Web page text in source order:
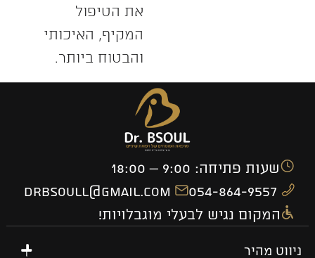
את הטיפול
המקיף, האיכותי
והבטוח ביותר.
שעות פתיחה: 9:00 – 18:00
054-864-9557
drbsoull@gmail.com
המקום נגיש לבעלי מוגבלויות!
ניווט מהיר